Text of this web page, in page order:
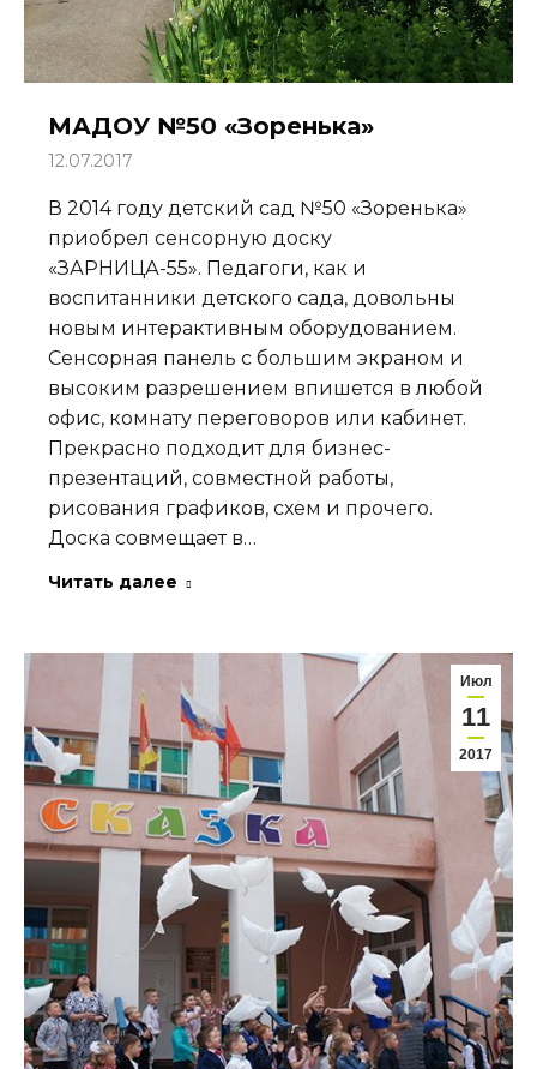
МАДОУ №50 «Зоренька»
12.07.2017
В 2014 году детский сад №50 «Зоренька»
приобрел сенсорную доску
«ЗАРНИЦА-55». Педагоги, как и
воспитанники детского сада, довольны
новым интерактивным оборудованием.
Сенсорная панель с большим экраном и
высоким разрешением впишется в любой
офис, комнату переговоров или кабинет.
Прекрасно подходит для бизнес-
презентаций, совместной работы,
рисования графиков, схем и прочего.
Доска совмещает в…
Читать далее
Июл
11
2017